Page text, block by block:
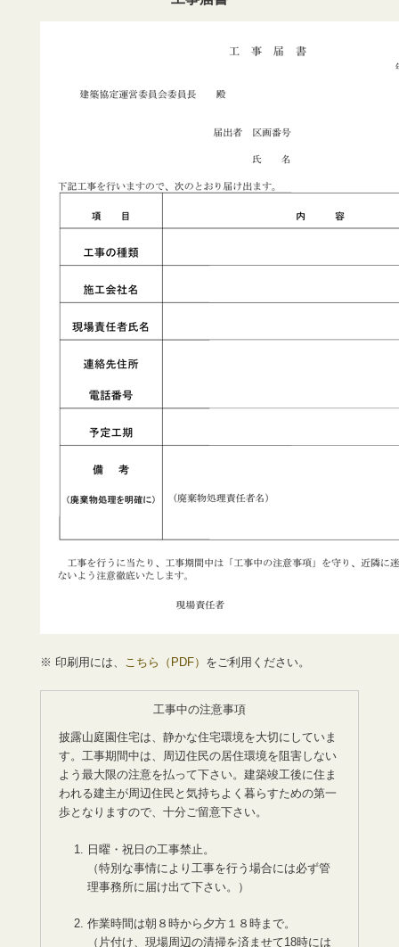
※ 印刷用には、 こちら（PDF） をご利用ください。
工事中の注意事項
披露山庭園住宅は、静かな住宅環境を大切にしていま
す。工事期間中は、周辺住民の居住環境を阻害しない
よう最大限の注意を払って下さい。建築竣工後に住ま
われる建主が周辺住民と気持ちよく暮らすための第一
歩となりますので、十分ご留意下さい。
日曜・祝日の工事禁止。
（特別な事情により工事を行う場合には必ず管
理事務所に届け出て下さい。）
作業時間は朝８時から夕方１８時まで。
（片付け、現場周辺の清掃を済ませて18時には